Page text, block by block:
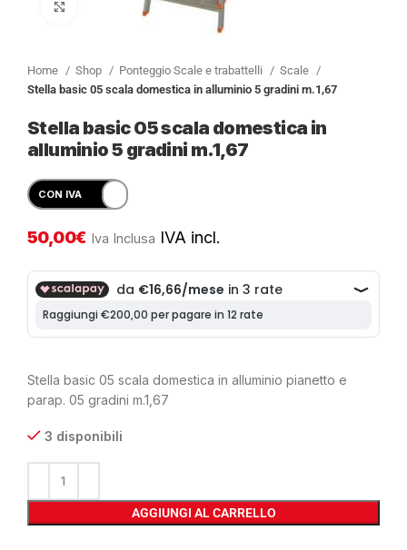
Clicca per ingrandire
Home Shop Ponteggio Scale e trabattelli
Scale
Stella basic 05 scala domestica in alluminio 5 gradini m.1,67
Stella basic 05 scala domestica in
alluminio 5 gradini m.1,67
50,00€ Iva Inclusa IVA incl.
Stella basic 05 scala domestica in alluminio pianetto e
parap. 05 gradini m.1,67
3 disponibili
AGGIUNGI AL CARRELLO